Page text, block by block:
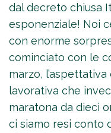
dal decreto chiusa
esponenziale! Noi
con enorme
cominciato con le
marzo,
lavorativa che
maratona da dieci
ci siamo resi conto